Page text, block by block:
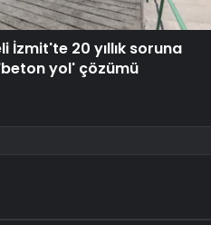
İzmit'te 20 yıllık soruna
yol' çözümü